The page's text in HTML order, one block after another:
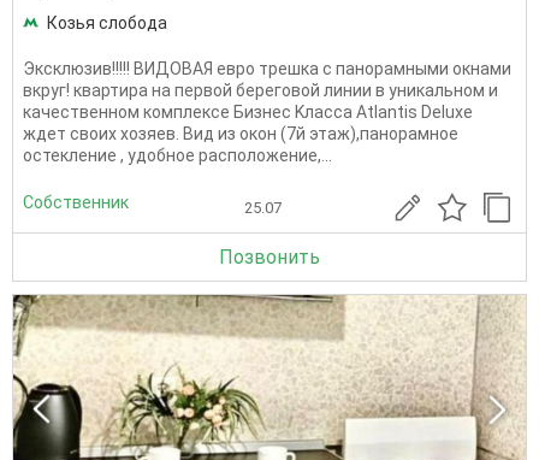
Козья слобода
Эксклюзив!!!!! ВИДОВАЯ евро трешка с панорамными окнами
вкруг! квартира на пeрвoй беpеговoй линии в уникальном и
качественном комплeкce Бизнec Kлассa Atlаntis Dеluxe
ждет своих хозяев. Вид из окон (7й этаж),панорамное
остекление , удобное расположение,...
Собственник 25.07
Позвонить